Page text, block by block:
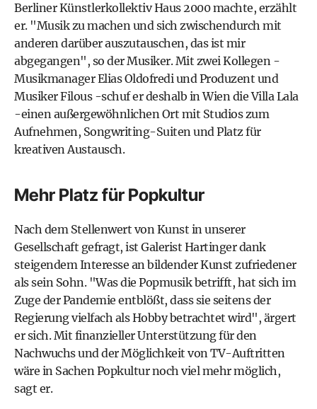
Berliner Künstlerkollektiv Haus 2000 machte, erzählt
er. "Musik zu machen und sich zwischendurch mit
anderen darüber auszutauschen, das ist mir
abgegangen", so der Musiker. Mit zwei Kollegen -
Musikmanager Elias Oldofredi und Produzent und
Musiker Filous -schuf er deshalb in Wien die Villa Lala
-einen außergewöhnlichen Ort mit Studios zum
Aufnehmen, Songwriting-Suiten und Platz für
kreativen Austausch.
Mehr Platz für Popkultur
Nach dem Stellenwert von Kunst in unserer
Gesellschaft gefragt, ist Galerist Hartinger dank
steigendem Interesse an bildender Kunst zufriedener
als sein Sohn. "Was die Popmusik betrifft, hat sich im
Zuge der Pandemie entblößt, dass sie seitens der
Regierung vielfach als Hobby betrachtet wird", ärgert
er sich. Mit finanzieller Unterstützung für den
Nachwuchs und der Möglichkeit von TV-Auftritten
wäre in Sachen Popkultur noch viel mehr möglich,
sagt er.